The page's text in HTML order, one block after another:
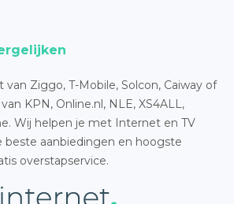
van Ziggo, T-Mobile, Solcon, Caiway of
KPN, Online.nl, NLE, XS4ALL,
Wij helpen je met Internet en TV
beste aanbiedingen en hoogste
overstapservice.